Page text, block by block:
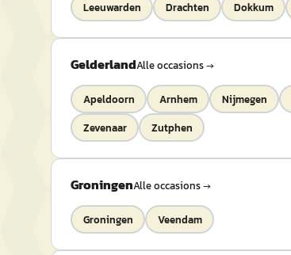
Leeuwarden Drachten Dokkum
GelderlandAlle occasions →
Apeldoorn Arnhem Nijmegen
Zevenaar
Zutphen
GroningenAlle occasions →
Groningen Veendam